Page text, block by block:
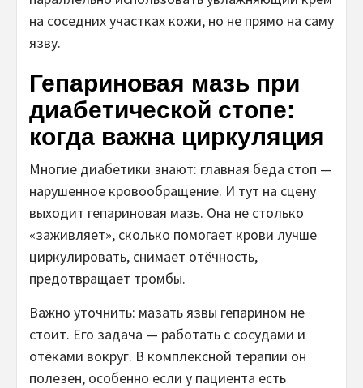
на соседних участках кожи, но не прямо на саму
язву.
Гепариновая мазь при
диабетической стопе:
когда важна циркуляция
Многие диабетики знают: главная беда стоп —
нарушенное кровообращение. И тут на сцену
выходит гепариновая мазь. Она не столько
«заживляет», сколько помогает крови лучше
циркулировать, снимает отёчность,
предотвращает тромбы.
Важно уточнить: мазать язвы гепарином не
стоит. Его задача — работать с сосудами и
отёками вокруг. В комплексной терапии он
полезен, особенно если у пациента есть